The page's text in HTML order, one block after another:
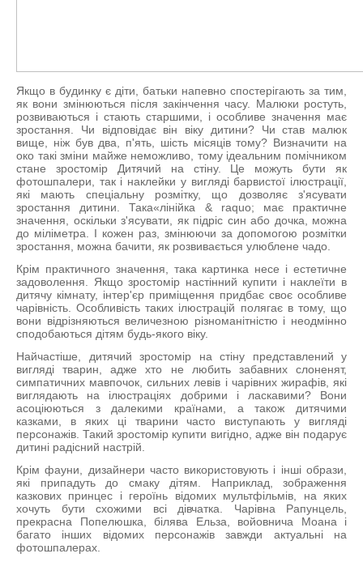
Якщо в будинку є діти, батьки напевно спостерігають за тим,
як вони змінюються після закінчення часу. Малюки ростуть,
розвиваються і стають старшими, і особливе значення має
зростання. Чи відповідає він віку дитини? Чи став малюк
вище, ніж був два, п'ять, шість місяців тому? Визначити на
око такі зміни майже неможливо, тому ідеальним помічником
стане зростомір Дитячий на стіну. Це можуть бути як
фотошпалери, так і наклейки у вигляді барвистої ілюстрації,
які мають спеціальну розмітку, що дозволяє з'ясувати
зростання дитини. Така«лінійка & raquo; має практичне
значення, оскільки з'ясувати, як підріс син або дочка, можна
до міліметра. І кожен раз, змінюючи за допомогою розмітки
зростання, можна бачити, як розвивається улюблене чадо.
Крім практичного значення, така картинка несе і естетичне
задоволення. Якщо зростомір настінний купити і наклеїти в
дитячу кімнату, інтер'єр приміщення придбає своє особливе
чарівність. Особливість таких ілюстрацій полягає в тому, що
вони відрізняються величезною різноманітністю і неодмінно
сподобаються дітям будь-якого віку.
Найчастіше, дитячий зростомір на стіну представлений у
вигляді тварин, адже хто не любить забавних слоненят,
симпатичних мавпочок, сильних левів і чарівних жирафів, які
виглядають на ілюстраціях добрими і ласкавими? Вони
асоціюються з далекими країнами, а також дитячими
казками, в яких ці тварини часто виступають у вигляді
персонажів. Такий зростомір купити вигідно, адже він подарує
дитині радісний настрій.
Крім фауни, дизайнери часто використовують і інші образи,
які припадуть до смаку дітям. Наприклад, зображення
казкових принцес і героїнь відомих мультфільмів, на яких
хочуть бути схожими всі дівчатка. Чарівна Рапунцель,
прекрасна Попелюшка, білява Ельза, войовнича Моана і
багато інших відомих персонажів завжди актуальні на
фотошпалерах.